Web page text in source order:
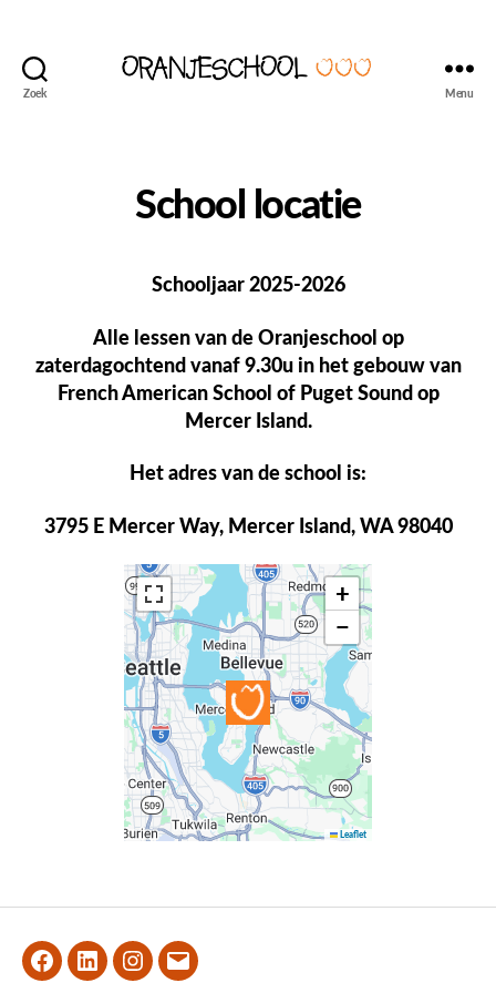
Zoek
and
Culture
Menu
School locatie
Schooljaar 2025-2026
Alle lessen van de Oranjeschool op
zaterdagochtend vanaf 9.30u in het gebouw van
French American School of Puget Sound op
Mercer Island.
Het adres van de school is:
3795 E Mercer Way, Mercer Island, WA 98040
+
−
Leaflet
FacebookLinkedInInstagram
Email